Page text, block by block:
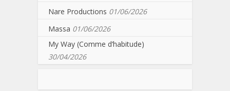
Nare Productions 01/06/2026
Massa 01/06/2026
My Way (Comme d’habitude)
30/04/2026